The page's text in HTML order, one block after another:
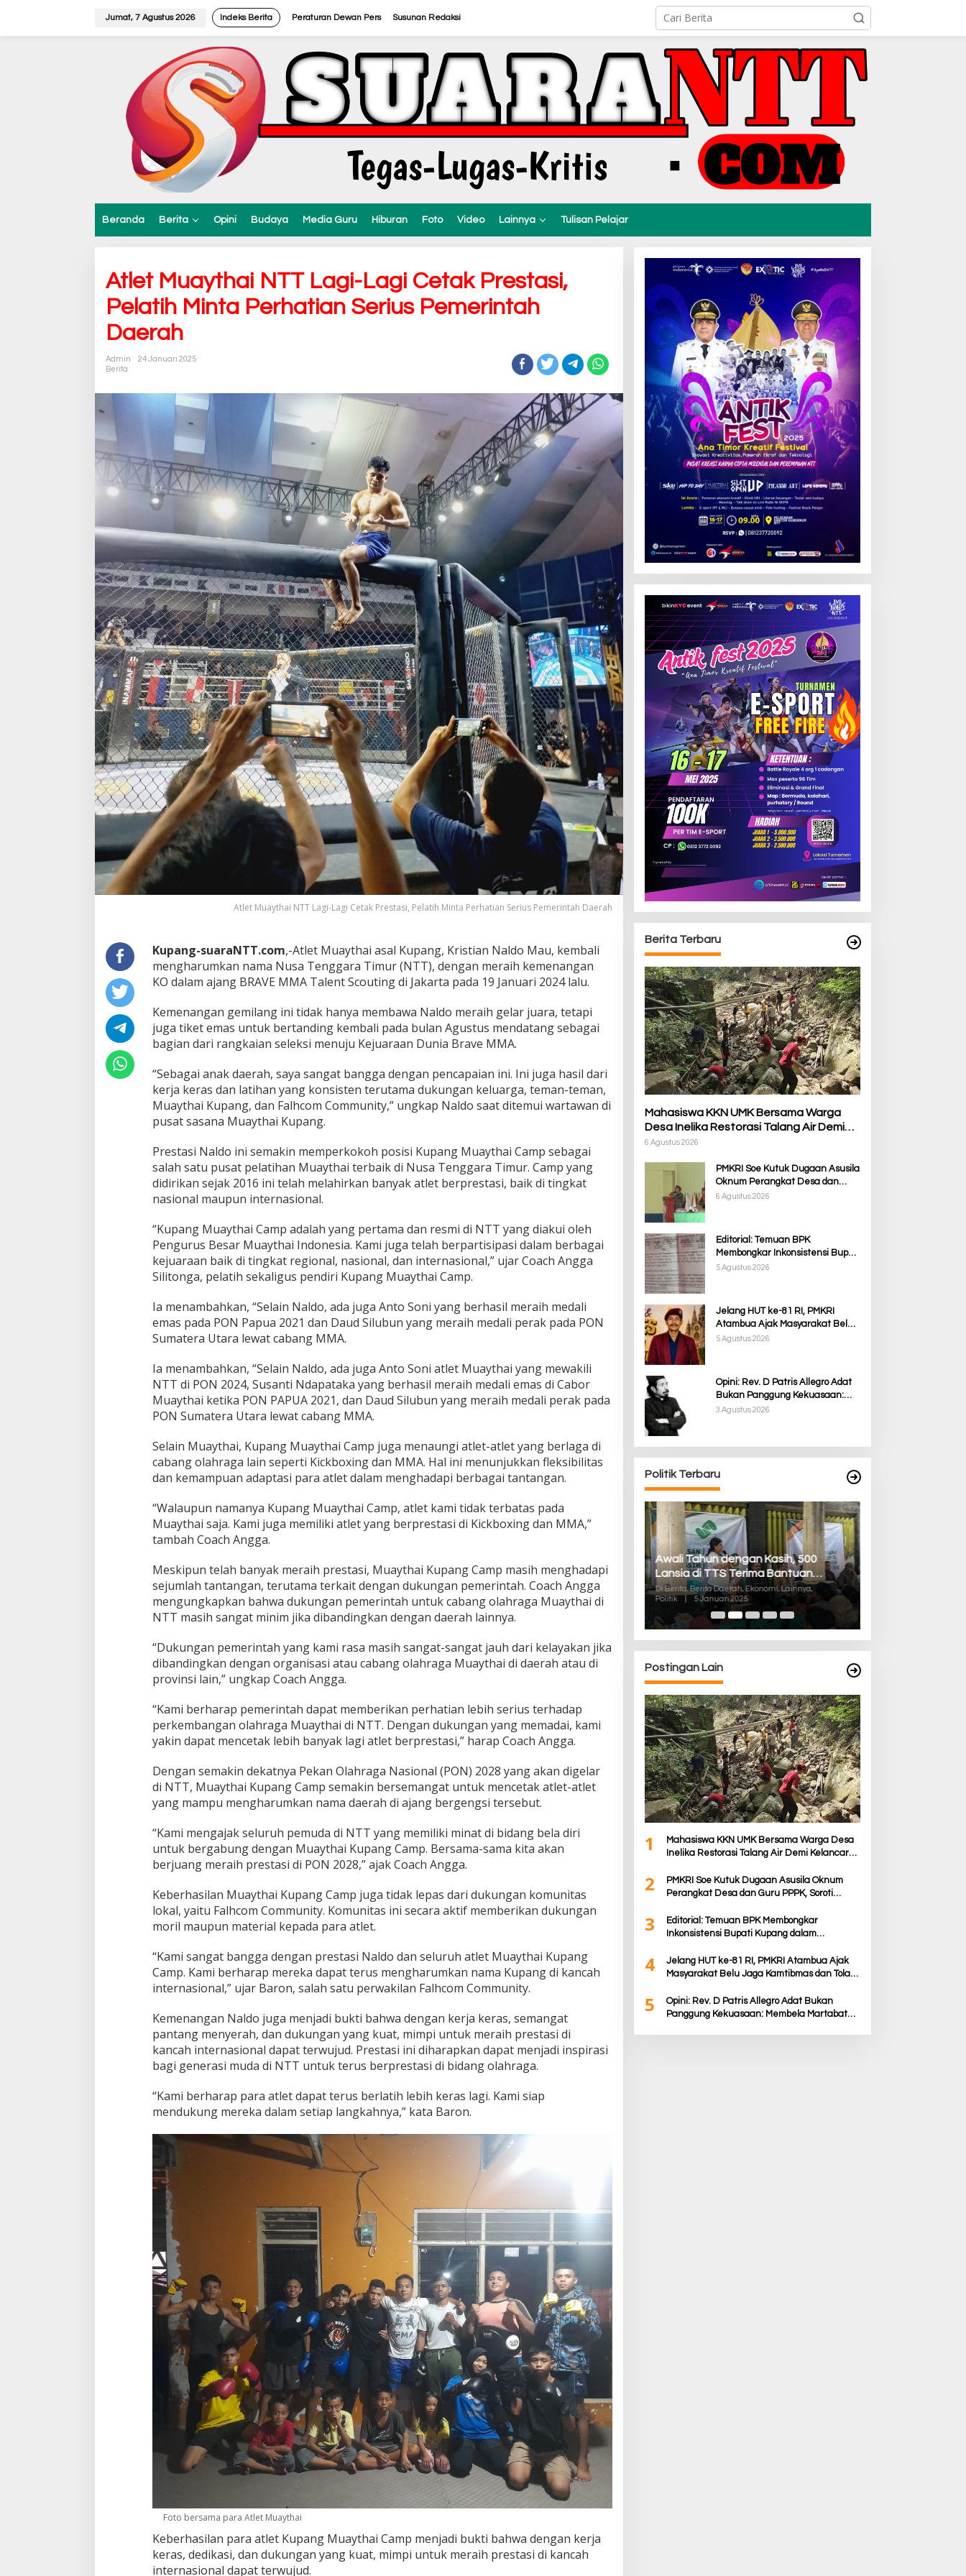
Jumat, 7 Agustus 2026 Indeks Berita Peraturan Dewan Pers Susunan Redaksi
Beranda Berita Opini Budaya Media Guru Hiburan Foto Video Lainnya Tulisan Pelajar
Atlet Muaythai NTT Lagi-Lagi Cetak Prestasi,
Pelatih Minta Perhatian Serius Pemerintah
Daerah
Admin
24 Januari 2025
Berita
Atlet Muaythai NTT Lagi-Lagi Cetak Prestasi, Pelatih Minta Perhatian Serius Pemerintah Daerah
Kupang-suaraNTT.com,-Atlet Muaythai asal Kupang, Kristian Naldo Mau, kembali
mengharumkan nama Nusa Tenggara Timur (NTT), dengan meraih kemenangan
KO dalam ajang BRAVE MMA Talent Scouting di Jakarta pada 19 Januari 2024 lalu.
Kemenangan gemilang ini tidak hanya membawa Naldo meraih gelar juara, tetapi
juga tiket emas untuk bertanding kembali pada bulan Agustus mendatang sebagai
bagian dari rangkaian seleksi menuju Kejuaraan Dunia Brave MMA.
“Sebagai anak daerah, saya sangat bangga dengan pencapaian ini. Ini juga hasil dari
kerja keras dan latihan yang konsisten terutama dukungan keluarga, teman-teman,
Muaythai Kupang, dan Falhcom Community,” ungkap Naldo saat ditemui wartawan di
pusat sasana Muaythai Kupang.
Prestasi Naldo ini semakin memperkokoh posisi Kupang Muaythai Camp sebagai
salah satu pusat pelatihan Muaythai terbaik di Nusa Tenggara Timur. Camp yang
didirikan sejak 2016 ini telah melahirkan banyak atlet berprestasi, baik di tingkat
nasional maupun internasional.
“Kupang Muaythai Camp adalah yang pertama dan resmi di NTT yang diakui oleh
Pengurus Besar Muaythai Indonesia. Kami juga telah berpartisipasi dalam berbagai
kejuaraan baik di tingkat regional, nasional, dan internasional,” ujar Coach Angga
Silitonga, pelatih sekaligus pendiri Kupang Muaythai Camp.
Ia menambahkan, “Selain Naldo, ada juga Anto Soni yang berhasil meraih medali
emas pada PON Papua 2021 dan Daud Silubun yang meraih medali perak pada PON
Sumatera Utara lewat cabang MMA.
Ia menambahkan, “Selain Naldo, ada juga Anto Soni atlet Muaythai yang mewakili
NTT di PON 2024, Susanti Ndapataka yang berhasil meraih medali emas di Cabor
Muaythai ketika PON PAPUA 2021, dan Daud Silubun yang meraih medali perak pada
PON Sumatera Utara lewat cabang MMA.
Selain Muaythai, Kupang Muaythai Camp juga menaungi atlet-atlet yang berlaga di
cabang olahraga lain seperti Kickboxing dan MMA. Hal ini menunjukkan fleksibilitas
dan kemampuan adaptasi para atlet dalam menghadapi berbagai tantangan.
“Walaupun namanya Kupang Muaythai Camp, atlet kami tidak terbatas pada
Muaythai saja. Kami juga memiliki atlet yang berprestasi di Kickboxing dan MMA,”
tambah Coach Angga.
Meskipun telah banyak meraih prestasi, Muaythai Kupang Camp masih menghadapi
sejumlah tantangan, terutama terkait dengan dukungan pemerintah. Coach Angga
mengungkapkan bahwa dukungan pemerintah untuk cabang olahraga Muaythai di
NTT masih sangat minim jika dibandingkan dengan daerah lainnya.
“Dukungan pemerintah yang kami rasa masih sangat-sangat jauh dari kelayakan jika
dibandingkan dengan organisasi atau cabang olahraga Muaythai di daerah atau di
provinsi lain,” ungkap Coach Angga.
“Kami berharap pemerintah dapat memberikan perhatian lebih serius terhadap
perkembangan olahraga Muaythai di NTT. Dengan dukungan yang memadai, kami
yakin dapat mencetak lebih banyak lagi atlet berprestasi,” harap Coach Angga.
Dengan semakin dekatnya Pekan Olahraga Nasional (PON) 2028 yang akan digelar
di NTT, Muaythai Kupang Camp semakin bersemangat untuk mencetak atlet-atlet
yang mampu mengharumkan nama daerah di ajang bergengsi tersebut.
“Kami mengajak seluruh pemuda di NTT yang memiliki minat di bidang bela diri
untuk bergabung dengan Muaythai Kupang Camp. Bersama-sama kita akan
berjuang meraih prestasi di PON 2028,” ajak Coach Angga.
Keberhasilan Muaythai Kupang Camp juga tidak lepas dari dukungan komunitas
lokal, yaitu Falhcom Community. Komunitas ini secara aktif memberikan dukungan
moril maupun material kepada para atlet.
“Kami sangat bangga dengan prestasi Naldo dan seluruh atlet Muaythai Kupang
Camp. Kami berharap mereka dapat terus mengharumkan nama Kupang di kancah
internasional,” ujar Baron, salah satu perwakilan Falhcom Community.
Kemenangan Naldo juga menjadi bukti bahwa dengan kerja keras, semangat
pantang menyerah, dan dukungan yang kuat, mimpi untuk meraih prestasi di
kancah internasional dapat terwujud. Prestasi ini diharapkan dapat menjadi inspirasi
bagi generasi muda di NTT untuk terus berprestasi di bidang olahraga.
“Kami berharap para atlet dapat terus berlatih lebih keras lagi. Kami siap
mendukung mereka dalam setiap langkahnya,” kata Baron.
Foto bersama para Atlet Muaythai
Keberhasilan para atlet Kupang Muaythai Camp menjadi bukti bahwa dengan kerja
keras, dedikasi, dan dukungan yang kuat, mimpi untuk meraih prestasi di kancah
internasional dapat terwujud.
Berita Terbaru
Mahasiswa KKN UMK Bersama Warga
Desa Inelika Restorasi Talang Air Demi
Kelancaran Irigasi Sawah
6 Agustus 2026
PMKRI Soe Kutuk Dugaan Asusila
Oknum Perangkat Desa dan
Guru PPPK, Soroti Ketimpangan
6 Agustus 2026
Editorial: Temuan BPK
Membongkar Inkonsistensi Bupati
Kupang dalam Menjalankan
5 Agustus 2026
Jelang HUT ke-81 RI, PMKRI
Atambua Ajak Masyarakat Belu
Jaga Kamtibmas dan Tolak
5 Agustus 2026
Opini: Rev. D Patris Allegro Adat
Bukan Panggung Kekuasaan:
Membela Martabat Timor dari
3 Agustus 2026
Politik Terbaru
NTT Gelar Sejumlah Kegiatan.
Di Berita, Berita Daerah, Ekonomi, Politik |
Januari 2025
Awali Tahun dengan Kasih, 500
Lansia di TTS Terima Bantuan
Sembako dari Yayasan YNS
Di Berita, Berita Daerah, Ekonomi, Lainnya,
Politik
5 Januari 2025
Postingan Lain
1
Mahasiswa KKN UMK Bersama Warga Desa
Inelika Restorasi Talang Air Demi Kelancaran
2
PMKRI Soe Kutuk Dugaan Asusila Oknum
Perangkat Desa dan Guru PPPK, Soroti
3
Editorial: Temuan BPK Membongkar
Inkonsistensi Bupati Kupang dalam
4
Jelang HUT ke-81 RI, PMKRI Atambua Ajak
Masyarakat Belu Jaga Kamtibmas dan Tolak
5
Opini: Rev. D Patris Allegro Adat Bukan
Panggung Kekuasaan: Membela Martabat